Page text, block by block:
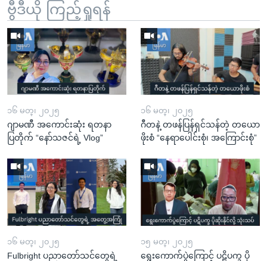
ဗွီဒီယို ကြည့်ရှုရန်
၁၆ မတ္၊ ၂၀၂၅
ဂျာမဏီ အကောင်းဆုံး ရတနာ
ပြတိုက် “နော်သဇင်ရဲ့ Vlog”
၁၆ မတ္၊ ၂၀၂၅
ဂီတနဲ့ တဖန်ပြန်ရှင်သန်တဲ့ တယော
ဖိုးစံ “နေရာပေါင်းစုံ၊ အကြောင်းစုံ”
၁၆ မတ္၊ ၂၀၂၅
Fulbright ပညာတော်သင်တွေရဲ့
၁၅ မတ္၊ ၂၀၂၅
ရွေးကောက်ပွဲကြောင့် ပဋိပက္ခ ပို